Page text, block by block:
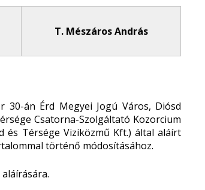
T. Mészáros András
30-án Érd Megyei Jogú Város, Diósd
Csatorna-Szolgáltató Kozorcium
és Térsége Viziközmű Kft.) által aláírt
történő módosításához.